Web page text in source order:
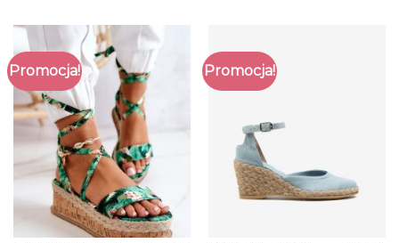
Promocja! Promocja!